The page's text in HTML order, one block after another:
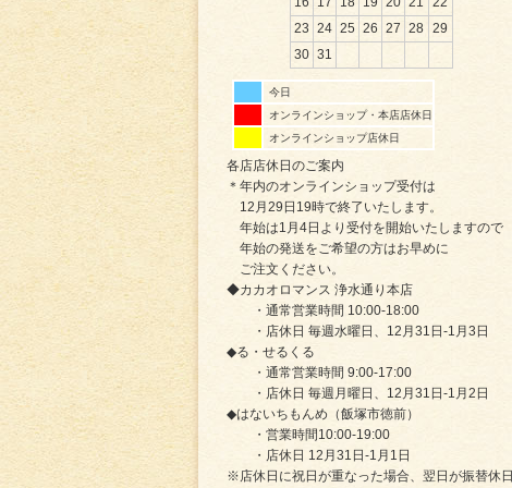
23 24 25 26 27 28 29
30 31
今日
オンラインショップ・本店店休日
オンラインショップ店休日
各店店休日のご案内
＊年内のオンラインショップ受付は
12月29日19時で終了いたします。
年始は1月4日より受付を開始いたしますので
年始の発送をご希望の方はお早めに
ご注文ください。
◆カカオロマンス 浄水通り本店
・通常営業時間 10:00-18:00
・店休日 毎週水曜日、12月31日-1月3日
◆る・せるくる
・通常営業時間 9:00-17:00
・店休日 毎週月曜日、12月31日-1月2日
◆はないちもんめ（飯塚市徳前）
・営業時間10:00-19:00
・店休日 12月31日-1月1日
※店休日に祝日が重なった場合、翌日が振替休日